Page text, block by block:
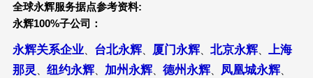
全球永辉服务据点参考资料:
永辉100%子公司：
永辉关系企业、 台北永辉、 厦门永辉、 北京永辉、
上海
那灵
纽约永辉、 加州永辉、 德州永辉、 凤凰城永辉、